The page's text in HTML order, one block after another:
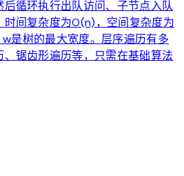
循环执行出队访问、子节点入队
间复杂度为O(n)，空间复杂度为
是树的最大宽度。层序遍历有多
锯齿形遍历等，只需在基础算法